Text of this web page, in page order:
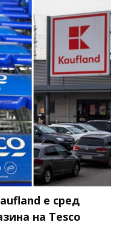
е сред
на Tesco